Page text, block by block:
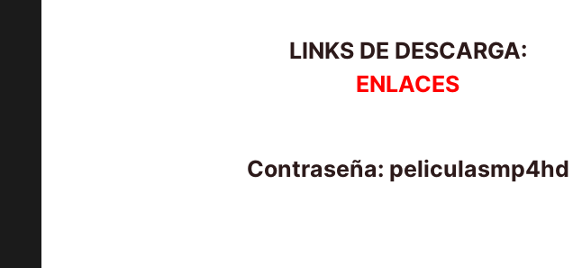
LINKS DE DESCARGA:
ENLACES
Contraseña: peliculasmp4hd